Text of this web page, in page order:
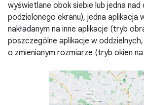
wyświetlane obok siebie lub jedna
podzielonego ekranu), jedna aplikacja
nakładanym na inne aplikacje (tryb
poszczególne aplikacje w
o zmienianym rozmiarze (tryb okien